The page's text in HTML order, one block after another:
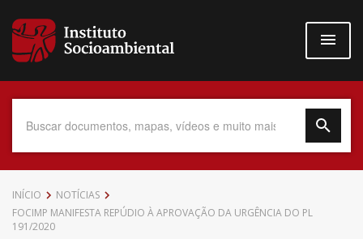
para
conteúdo
Data do Documento
INÍCIO
NOTÍCIAS
FOCIMP MANIFESTA REPÚDIO À APROVAÇÃO DA URGÊNCIA DO PL
191/2020